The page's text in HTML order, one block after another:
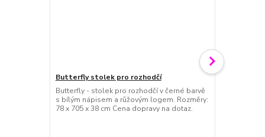
Butterfly stolek pro rozhodčí
Butterfly - stolek pro rozhodčí v černé barvě
s bílým nápisem a růžovým logem. Rozměry:
78 x 705 x 38 cm Cena dopravy na dotaz.